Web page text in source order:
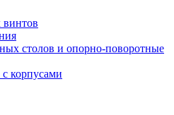
столов и опорно-поворотные
корпусами